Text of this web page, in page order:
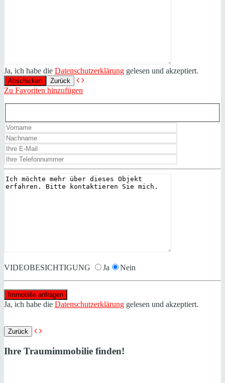
Ja, ich habe die Datenschutzerklärung gelesen und akzeptiert.
Zurück
Zu Favoriten hinzufügen
VIDEOBESICHTIGUNG Ja Nein
Ja, ich habe die Datenschutzerklärung gelesen und akzeptiert.
Zurück
Ihre Traumimmobilie finden!